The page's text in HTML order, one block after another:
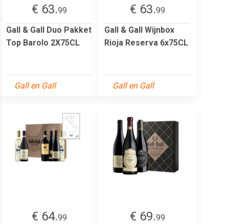
€ 63.99
Gall & Gall Duo Pakket
Top Barolo 2X75CL
Gall en Gall
€ 63.99
Gall & Gall Wijnbox
Rioja Reserva 6x75CL
Gall en Gall
€ 64.99
€ 69.99